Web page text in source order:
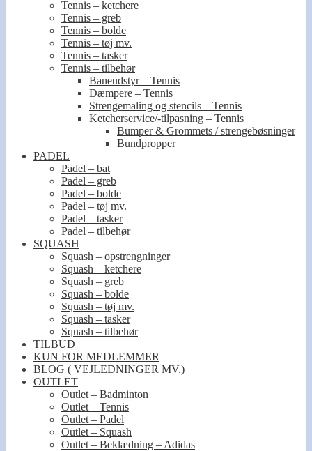
Tennis – ketchere
Tennis – greb
Tennis – bolde
Tennis – tøj mv.
Tennis – tasker
Tennis – tilbehør
Baneudstyr – Tennis
Dæmpere – Tennis
Strengemaling og stencils – Tennis
Ketcherservice/-tilpasning – Tennis
Bumper & Grommets / strengebøsninger
Bundpropper
PADEL
Padel – bat
Padel – greb
Padel – bolde
Padel – tøj mv.
Padel – tasker
Padel – tilbehør
SQUASH
Squash – opstrengninger
Squash – ketchere
Squash – greb
Squash – bolde
Squash – tøj mv.
Squash – tasker
Squash – tilbehør
TILBUD
KUN FOR MEDLEMMER
BLOG ( VEJLEDNINGER MV.)
OUTLET
Outlet – Badminton
Outlet – Tennis
Outlet – Padel
Outlet – Squash
Outlet – Beklædning – Adidas